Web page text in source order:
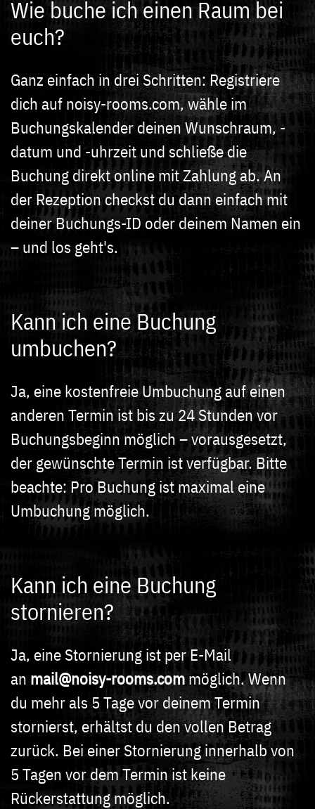
Wie buche ich einen Raum bei
euch?
Ganz einfach in drei Schritten: Registriere
dich auf noisy-rooms.com, wähle im
Buchungskalender deinen Wunschraum, -
datum und -uhrzeit und schließe die
Buchung direkt online mit Zahlung ab. An
der Rezeption checkst du dann einfach mit
deiner Buchungs-ID oder deinem Namen ein
– und los geht's.
Kann ich eine Buchung
umbuchen?
Ja, eine kostenfreie Umbuchung auf einen
anderen Termin ist bis zu 24 Stunden vor
Buchungsbeginn möglich – vorausgesetzt,
der gewünschte Termin ist verfügbar. Bitte
beachte: Pro Buchung ist maximal eine
Umbuchung möglich.
Kann ich eine Buchung
stornieren?
Ja, eine Stornierung ist per E-Mail
an mail@noisy-rooms.com möglich. Wenn
du mehr als 5 Tage vor deinem Termin
stornierst, erhältst du den vollen Betrag
zurück. Bei einer Stornierung innerhalb von
5 Tagen vor dem Termin ist keine
Rückerstattung möglich.